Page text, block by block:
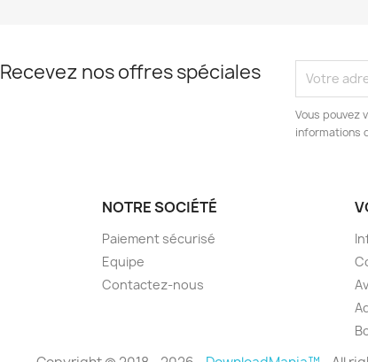
Recevez nos offres spéciales
Vous pouvez
informations
NOTRE SOCIÉTÉ
Paiement sécurisé
Equipe
Contactez-nous